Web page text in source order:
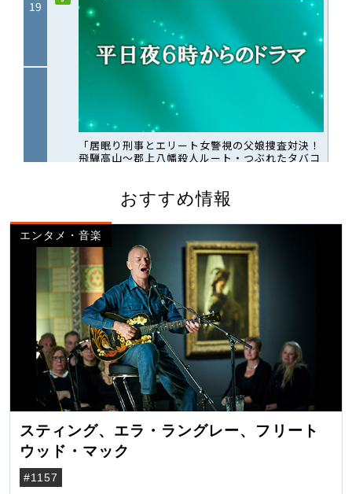
おすすめ情報
エンタメ・音楽
スティング、エラ・ラングレー、フリート
ウッド・マック
#1157